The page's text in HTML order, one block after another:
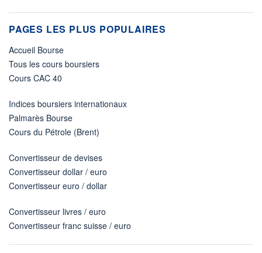
PAGES LES PLUS POPULAIRES
Accueil Bourse
Tous les cours boursiers
Cours CAC 40
Indices boursiers internationaux
Palmarès Bourse
Cours du Pétrole (Brent)
Convertisseur de devises
Convertisseur dollar / euro
Convertisseur euro / dollar
Convertisseur livres / euro
Convertisseur franc suisse / euro